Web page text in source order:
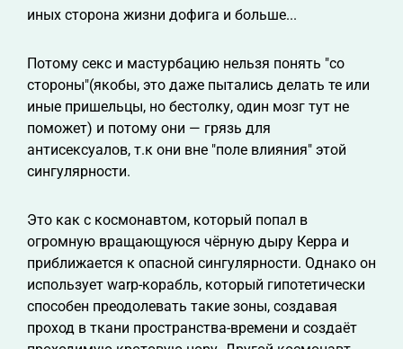
иных сторона жизни дофига и больше...
Потому секс и мастурбацию нельзя понять "со
стороны"(якобы, это даже пытались делать те или
иные пришельцы, но бестолку, один мозг тут не
поможет) и потому они — грязь для
антисексуалов, т.к они вне "поле влияния" этой
сингулярности.
Это как с космонавтом, который попал в
огромную вращающуюся чёрную дыру Керра и
приближается к опасной сингулярности. Однако он
использует warp-корабль, который гипотетически
способен преодолевать такие зоны, создавая
проход в ткани пространства-времени и создаёт